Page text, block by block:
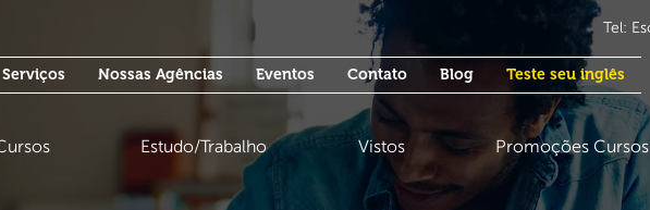
Serviços Nossas Agências Eventos Contato Blog Teste seu inglês
Estudo/Trabalho Vistos Promoções Cursos